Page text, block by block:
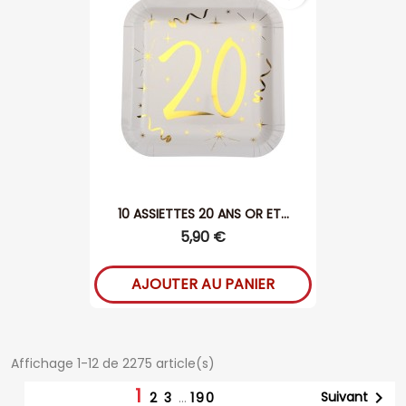
10 ASSIETTES 20 ANS OR ET...
5,90 €
AJOUTER AU PANIER
Affichage 1-12 de 2275 article(s)
1 2 3 … 190 Suivant 